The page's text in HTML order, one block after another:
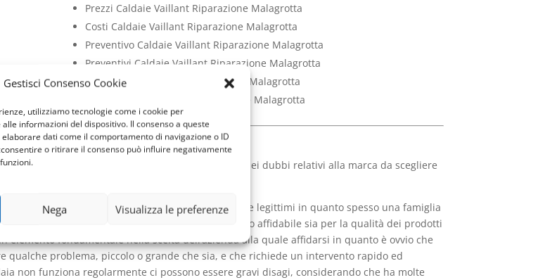
Gestisci Consenso Cookie
utilizziamo tecnologie come i cookie per
informazioni del dispositivo. Il consenso a queste
dati come il comportamento di navigazione o ID
o ritirare il consenso può influire negativamente
Nega Visualizza le preferenze
Prezzi Caldaie Vaillant Riparazione Malagrotta
Costi Caldaie Vaillant Riparazione Malagrotta
Preventivo Caldaie Vaillant Riparazione Malagrotta
Preventivi Caldaie Vaillant Riparazione Malagrotta
Costo Caldaie Vaillant Riparazione Malagrotta
Prezzo Caldaie Vaillant Riparazione Malagrotta
questo importante acquisto per la sua casa e ha dei dubbi relativi alla marca da scegliere
necessarie. Questi dubbi sono più che legittimi in quanto spesso una famiglia
acquisto hanno paura di scegliere un’azienda poco affidabile sia per la qualità dei prodotti
elemento fondamentale nella scelta dell’azienda alla quale affidarsi in quanto è ovvio che
problema, piccolo o grande che sia, e che richiede un intervento rapido ed
non funziona regolarmente ci possono essere gravi disagi, considerando che ha molte